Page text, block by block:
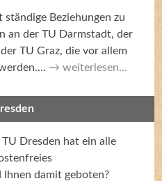
Beziehungen zu
an der TU Darmstadt, der
TU Graz, die vor allem
weiterlesen...
Dresden hat ein alle
damit geboten?